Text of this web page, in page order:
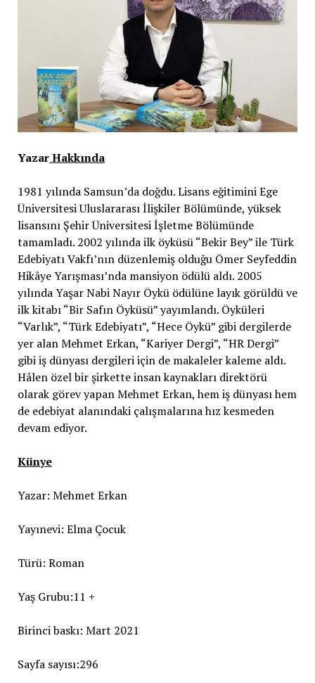
YazarHakkında
1981 yılında Samsun’da doğdu. Lisans eğitimini Ege
Üniversitesi Uluslararası İlişkiler Bölümünde, yüksek
lisansını Şehir Üniversitesi İşletme Bölümünde
tamamladı. 2002 yılında ilk öyküsü “Bekir Bey” ile Türk
Edebiyatı Vakfı’nın düzenlemiş olduğu Ömer Seyfeddin
Hikâye Yarışması’nda mansiyon ödülü aldı. 2005
yılında Yaşar Nabi Nayır Öykü ödülüne layık görüldü ve
ilk kitabı “Bir Safın Öyküsü” yayımlandı. Öyküleri
“Varlık”, “Türk Edebiyatı”, “Hece Öykü” gibi dergilerde
yer alan Mehmet Erkan, “Kariyer Dergi”, “HR Dergi”
gibi iş dünyası dergileri için de makaleler kaleme aldı.
Hâlen özel bir şirkette insan kaynakları direktörü
olarak görev yapan Mehmet Erkan, hem iş dünyası hem
de edebiyat alanındaki çalışmalarına hız kesmeden
devam ediyor.
Künye
Yazar: Mehmet Erkan
Yayınevi: Elma Çocuk
Türü: Roman
Yaş Grubu:11 +
Birinci baskı: Mart 2021
Sayfa sayısı:296